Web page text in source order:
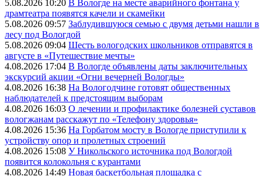
5.08.2026 10:20 В Вологде на месте аварийного фонтана у
драмтеатра появятся качели и скамейки
5.08.2026 09:57 Заблудившуюся семью с двумя детьми нашли в
лесу под Вологдой
5.08.2026 09:04 Шесть вологодских школьников отправятся в
августе в «Путешествие мечты»
4.08.2026 17:04 В Вологде объявлены даты заключительных
экскурсий акции «Огни вечерней Вологды»
4.08.2026 16:38 На Вологодчине готовят общественных
наблюдателей к предстоящим выборам
4.08.2026 16:03 О лечении и профилактике болезней суставов
вологжанам расскажут по «Телефону здоровья»
4.08.2026 15:36 На Горбатом мосту в Вологде приступили к
устройству опор и пролетных строений
4.08.2026 15:08 У Никольского источника под Вологдой
появится колокольня с курантами
4.08.2026 14:49 Новая баскетбольная площадка с